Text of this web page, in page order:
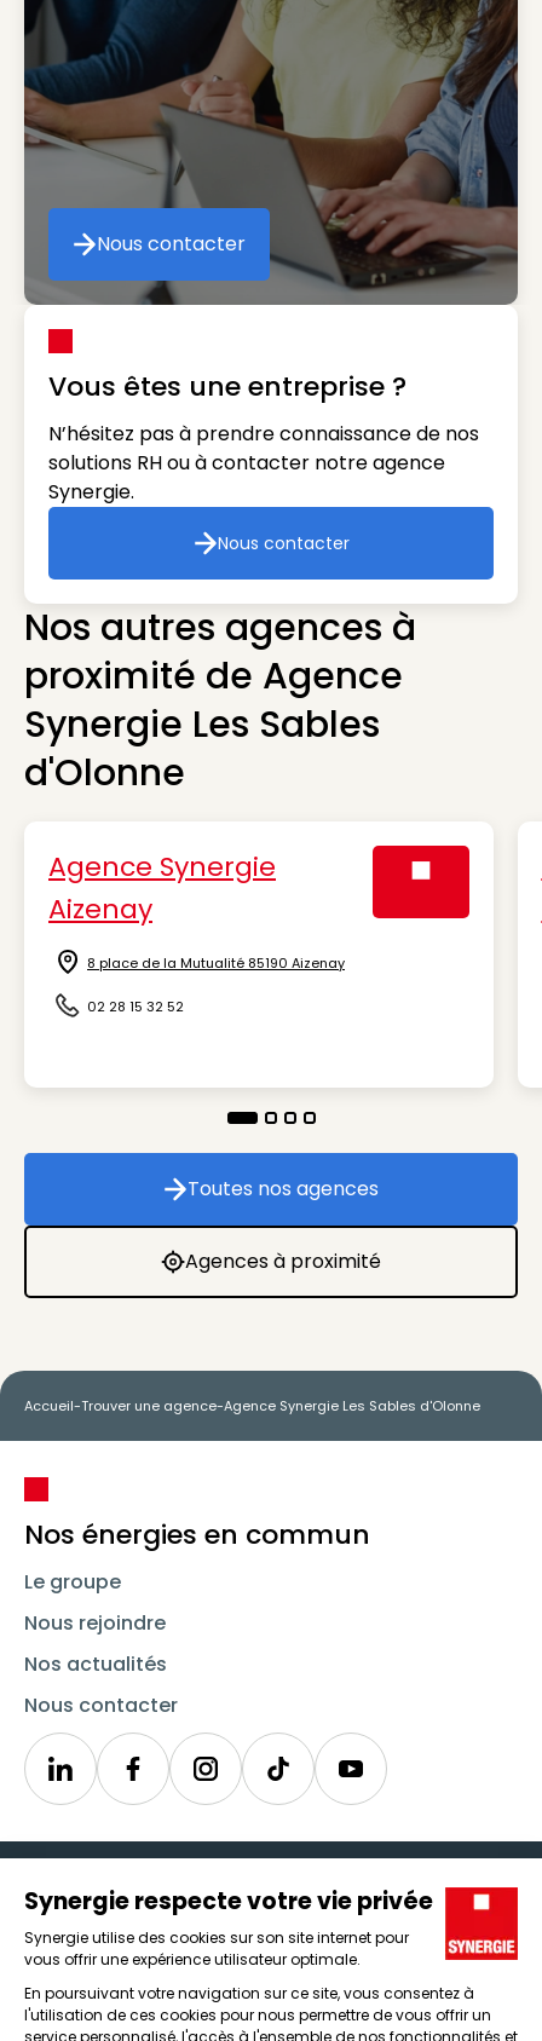
Nous contacter
Nous contacter
Vous êtes une entreprise ?
N’hésitez pas à prendre connaissance de nos
solutions RH ou à contacter notre agence
Synergie.
Nous contacter
Nous contacter
Nos autres agences à
proximité de Agence
Synergie Les Sables
d'Olonne
Agence Synergie
Aizenay
Visuel
Icône d'illustration
8 place de la Mutualité 85190 Aizenay
Icône d'illustration
02 28 15 32 52
Toutes nos agences
Toutes nos agences
Agences à proximité
Agences à proximité
Accueil-Trouver une agence-Agence Synergie Les Sables d'Olonne
Nos énergies en commun
Le groupe
Nous rejoindre
Nos actualités
Nous contacter
LinkedinSynergieInstagramTikTok Youtube
Icône d'illustration
Candidats
Entreprises
Icône d'illustration
Nos agences
Icône d'illustration